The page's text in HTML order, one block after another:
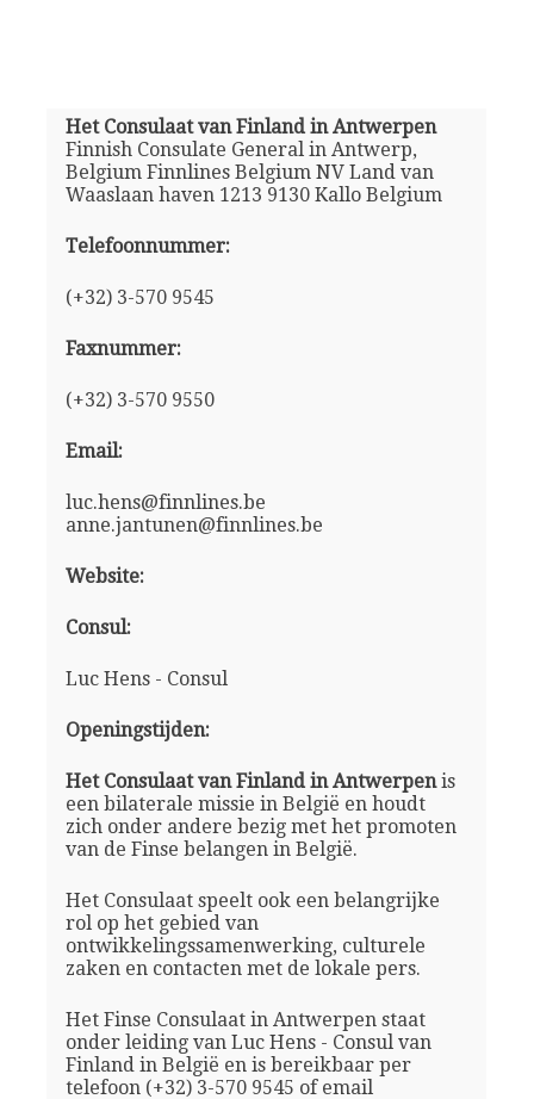
Het Consulaat van Finland in Antwerpen
Finnish Consulate General in Antwerp,
Belgium Finnlines Belgium NV Land van
Waaslaan haven 1213 9130 Kallo Belgium
Telefoonnummer:
(+32) 3-570 9545
Faxnummer:
(+32) 3-570 9550
Email:
luc.hens@finnlines.be
anne.jantunen@finnlines.be
Website:
Consul:
Luc Hens - Consul
Openingstijden:
Het Consulaat van Finland in Antwerpenis
een bilaterale missie in België en houdt
zich onder andere bezig met het promoten
van de Finse belangen in België.
Het Consulaat speelt ook een belangrijke
rol op het gebied van
ontwikkelingssamenwerking, culturele
zaken en contacten met de lokale pers.
Het Finse Consulaat in Antwerpen staat
onder leiding van Luc Hens - Consul van
Finland in België en is bereikbaar per
telefoon (+32) 3-570 9545 of email